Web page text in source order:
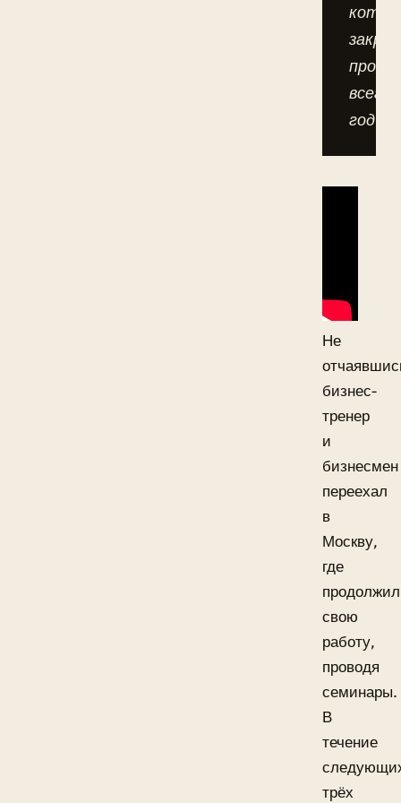
всего
год.
Не
бизнес-
тренер
и
бизнесмен
переехал
в
Москву,
где
продолжил
свою
работу,
проводя
семинары.
В
течение
трёх